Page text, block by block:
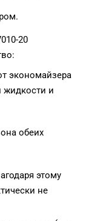
20
экономайзера
жидкости и
обеих
этому
не